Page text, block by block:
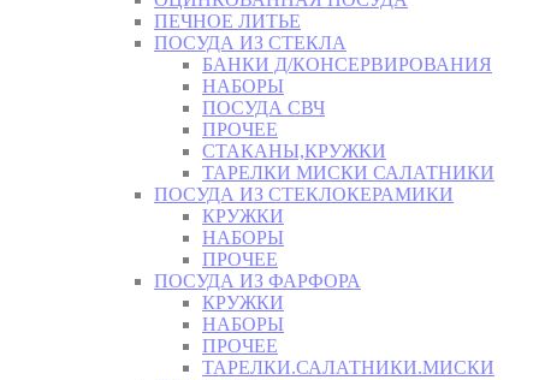
ПЕЧНОЕ ЛИТЬЕ
ПОСУДА ИЗ СТЕКЛА
БАНКИ Д/КОНСЕРВИРОВАНИЯ
НАБОРЫ
ПОСУДА СВЧ
ПРОЧЕЕ
СТАКАНЫ,КРУЖКИ
ТАРЕЛКИ МИСКИ САЛАТНИКИ
ПОСУДА ИЗ СТЕКЛОКЕРАМИКИ
КРУЖКИ
НАБОРЫ
ПРОЧЕЕ
ПОСУДА ИЗ ФАРФОРА
КРУЖКИ
НАБОРЫ
ПРОЧЕЕ
ТАРЕЛКИ.САЛАТНИКИ.МИСКИ